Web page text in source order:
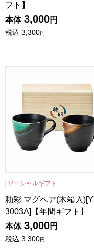
フト】
本体 3,000円
税込 3,300円
ソーシャルギフト
釉彩 マグペア(木箱入
3003A]【年間ギフト】
本体 3,000円
税込 3,300円